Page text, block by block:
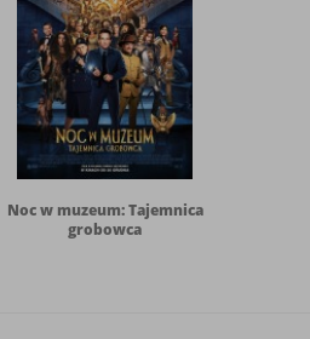
Noc w muzeum: Tajemnica
grobowca